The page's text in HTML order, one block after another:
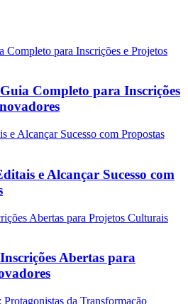
Completo para Inscrições
e Alcançar Sucesso com
Abertas para